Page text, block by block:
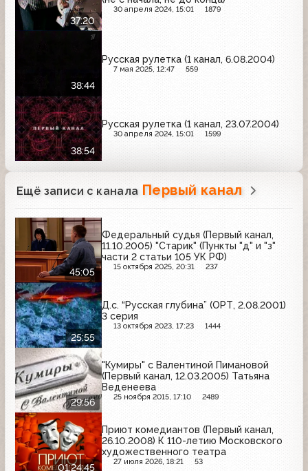
37:20
30 апреля 2024, 15:01 1879
38:44
Русская рулетка (1 канал, 6.08.2004)
7 мая 2025, 12:47 559
38:54
Русская рулетка (1 канал, 23.07.2004)
30 апреля 2024, 15:01 1599
Ещё записи с канала Первый канал
45:05
Федеральный судья (Первый канал,
11.10.2005) "Старик" (Пункты "д" и "з"
части 2 статьи 105 УК РФ)
15 октября 2025, 20:31 237
25:55
Д.с. “Русская глубина” (ОРТ, 2.08.2001)
3 серия
13 октября 2023, 17:23 1444
29:56
"Кумиры" с Валентиной Пимановой
(Первый канал, 12.03.2005) Татьяна
Веденеева
25 ноября 2015, 17:10 2489
01:24:45
Приют комедиантов (Первый канал,
26.10.2008) К 110-летию Московского
художественного театра
27 июля 2026, 18:21 53